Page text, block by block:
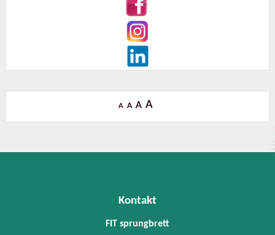
A A A A
Kontakt
FIT sprungbrett